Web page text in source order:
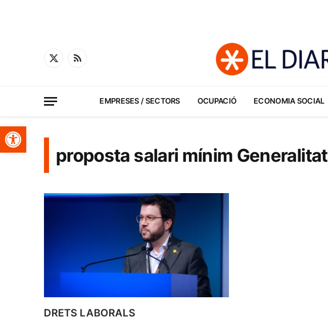
Obre la barra d'eines
X
RSS
EMPRESES / SECTORS OCUPACIÓ ECONOMIA SOCIAL
proposta salari mínim Generalitat
DRETS LABORALS